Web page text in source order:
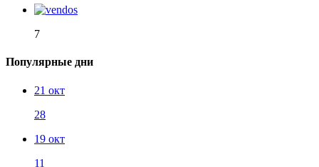
7
Популярные дни
21 окт
28
19 окт
11